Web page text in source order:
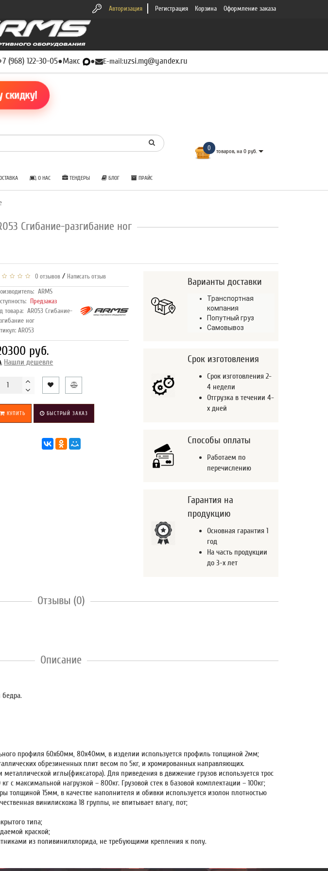
Авторизация Регистрация Корзина Оформление заказа
(968) 122-30-05●Макс ● E-mail:uzsi.mg@yandex.ru
скидку!
0 товаров, на 0 руб.
О НАС ТЕНДЕРЫ БЛОГ ПРАЙС
Сгибание-разгибание ног
0 отзывов / Написать отзыв
ARMS
Предзаказ
товара: AR053 Сгибание-
ног
AR053
руб.
Нашли дешевле
КУПИТЬ БЫСТРЫЙ ЗАКАЗ
Варианты доставки
Транспортная
компания
Попутный груз
Самовывоз
Срок изготовления
Срок изготовления 2-
4 недели
Отгрузка в течении 4-
х дней
Способы оплаты
Работаем по
перечислению
Гарантия на
продукцию
Основная гарантия 1
год
На часть продукции
до 3-х лет
Отзывы (0)
Описание
бедра.
профиля 60х60мм, 80х40мм, в изделии используется профиль толщиной 2мм;
обрезиненных плит весом по 5кг, и хромированных направляющих.
иглы(фиксатора). Для приведения в движение грузов используется трос
с максимальной нагрузкой – 800кг. Грузовой стек в базовой комплектации – 100кг;
толщиной 15мм, в качестве наполнителя и обивки используется изолон плотностью
винилискожа 18 группы, не впитывает влагу, пот;
типа;
краской;
из поливинилхлорида, не требующими крепления к полу.